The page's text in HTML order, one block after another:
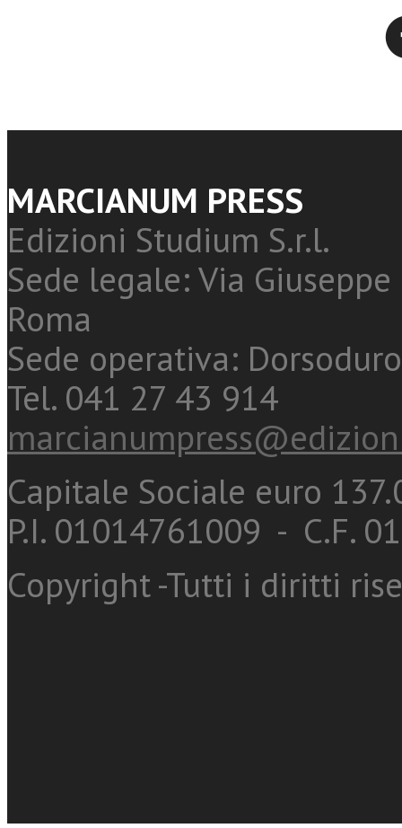
MARCIANUM PRESS
Edizioni Studium S.r.l.
Sede legale: Via
Roma
Sede operativa:
Tel. 041 27 43 914
Capitale Sociale euro
P.I. 01014761009 - C.F.
Copyright -Tutti i diritti